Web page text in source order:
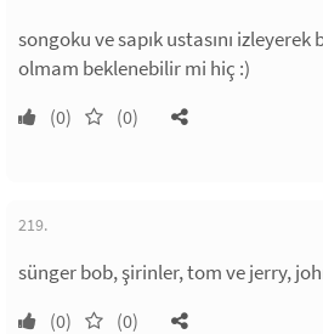
songoku ve sapık ustasını izleyerek
olmam beklenebilir mi hiç :)
(0) (0)
219.
sünger bob, şirinler, tom ve jerry,
(0) (0)